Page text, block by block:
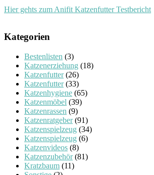
Hier gehts zum Anifit Katzenfutter Testbericht
Kategorien
Bestenlisten (3)
Katzenerziehung (18)
Katzenfutter(26)
Katzenfutter(33)
Katzenhygiene (65)
Katzenmöbel (39)
Katzenrassen (9)
Katzenratgeber(91)
Katzenspielzeug (34)
Katzenspielzeug (6)
Katzenvideos (8)
Katzenzubehör(81)
Kratzbaum (11)